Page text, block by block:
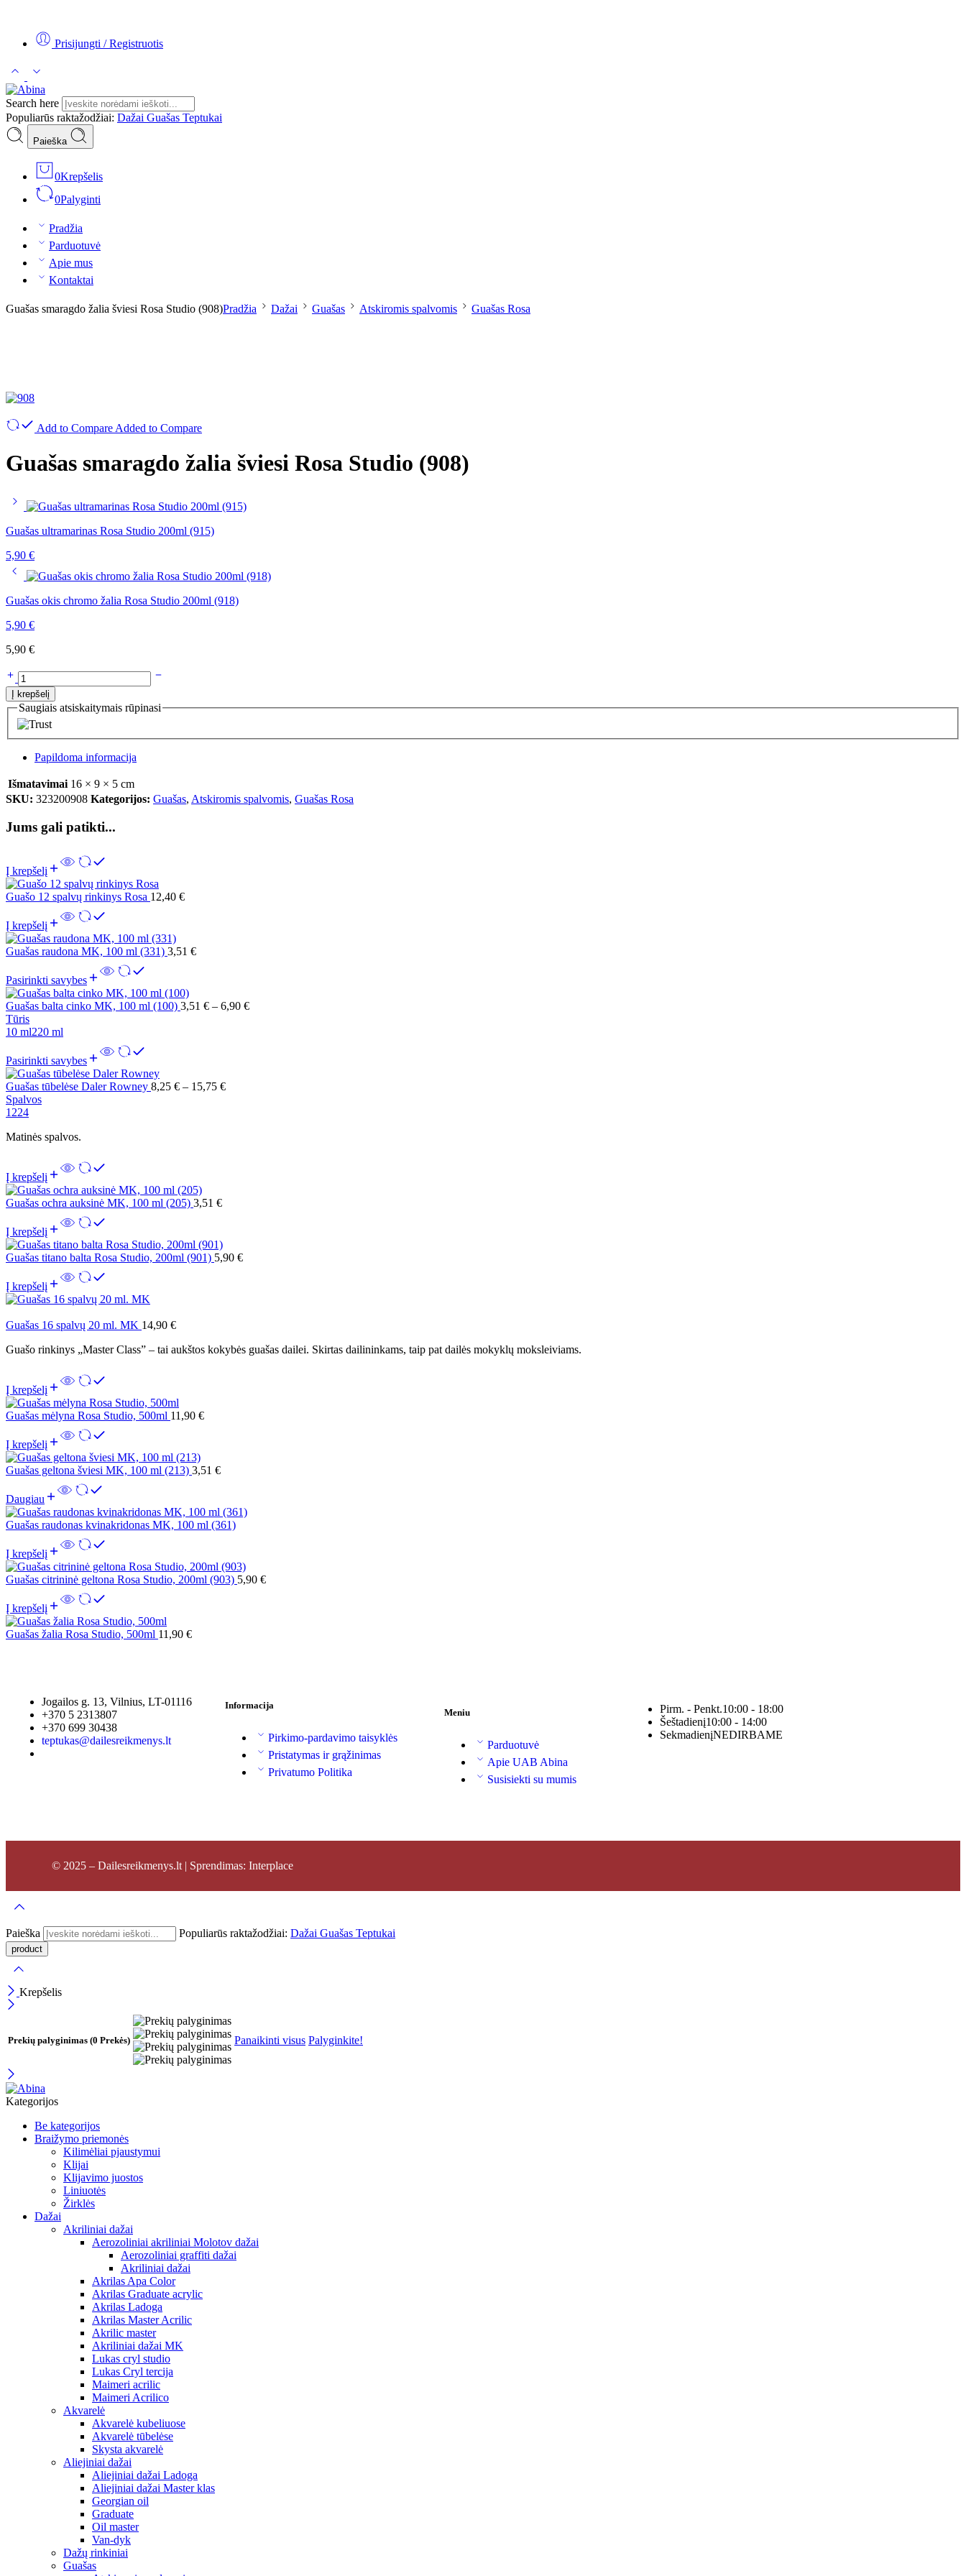
Prisijungti / Registruotis
Search here
Populiarūs raktažodžiai: Dažai Guašas Teptukai
Paieška
0Krepšelis
0Palyginti
Pradžia
Parduotuvė
Apie mus
Kontaktai
Guašas smaragdo žalia šviesi Rosa Studio (908)Pradžia Dažai Guašas Atskiromis spalvomis Guašas Rosa
Add to Compare Added to Compare
Guašas smaragdo žalia šviesi Rosa Studio (908)
Guašas ultramarinas Rosa Studio 200ml (915)
5,90 €
Guašas okis chromo žalia Rosa Studio 200ml (918)
5,90 €
5,90 €
Į krepšelį
Saugiais atsiskaitymais rūpinasi
Papildoma informacija
Išmatavimai 16 × 9 × 5 cm
SKU: 323200908 Kategorijos: Guašas, Atskiromis spalvomis, Guašas Rosa
Jums gali patikti...
Į krepšelį
Guašo 12 spalvų rinkinys Rosa 12,40 €
Į krepšelį
Guašas raudona MK, 100 ml (331) 3,51 €
Pasirinkti savybes
Guašas balta cinko MK, 100 ml (100) 3,51 € – 6,90 €
Tūris
10 ml220 ml
Pasirinkti savybes
Guašas tūbelėse Daler Rowney 8,25 € – 15,75 €
Spalvos
1224
Matinės spalvos.
Į krepšelį
Guašas ochra auksinė MK, 100 ml (205) 3,51 €
Į krepšelį
Guašas titano balta Rosa Studio, 200ml (901) 5,90 €
Į krepšelį
Guašas 16 spalvų 20 ml. MK 14,90 €
Guašo rinkinys „Master Class” – tai aukštos kokybės guašas dailei. Skirtas dailininkams, taip pat dailės mokyklų moksleiviams.
Į krepšelį
Guašas mėlyna Rosa Studio, 500ml 11,90 €
Į krepšelį
Guašas geltona šviesi MK, 100 ml (213) 3,51 €
Daugiau
Guašas raudonas kvinakridonas MK, 100 ml (361)
Į krepšelį
Guašas citrininė geltona Rosa Studio, 200ml (903) 5,90 €
Į krepšelį
Guašas žalia Rosa Studio, 500ml 11,90 €
Jogailos g. 13, Vilnius, LT-01116
+370 5 2313807
+370 699 30438
teptukas@dailesreikmenys.lt
Informacija
Pirkimo-pardavimo taisyklės
Pristatymas ir grąžinimas
Privatumo Politika
Meniu
Parduotuvė
Apie UAB Abina
Susisiekti su mumis
Pirm. - Penkt.10:00 - 18:00
Šeštadienį10:00 - 14:00
SekmadienįNEDIRBAME
© 2025 – Dailesreikmenys.lt | Sprendimas: Interplace
Paieška Populiarūs raktažodžiai: Dažai Guašas Teptukai
Krepšelis
Prekių palyginimas (0 Prekės) Panaikinti visus Palyginkite!
Kategorijos
Be kategorijos
Braižymo priemonės
Kilimėliai pjaustymui
Klijai
Klijavimo juostos
Liniuotės
Žirklės
Dažai
Akriliniai dažai
Aerozoliniai akriliniai Molotov dažai
Aerozoliniai graffiti dažai
Akriliniai dažai
Akrilas Apa Color
Akrilas Graduate acrylic
Akrilas Ladoga
Akrilas Master Acrilic
Akrilic master
Akriliniai dažai MK
Lukas cryl studio
Lukas Cryl tercija
Maimeri acrilic
Maimeri Acrilico
Akvarelė
Akvarelė kubeliuose
Akvarelė tūbelėse
Skysta akvarelė
Aliejiniai dažai
Aliejiniai dažai Ladoga
Aliejiniai dažai Master klas
Georgian oil
Graduate
Oil master
Van-dyk
Dažų rinkiniai
Guašas